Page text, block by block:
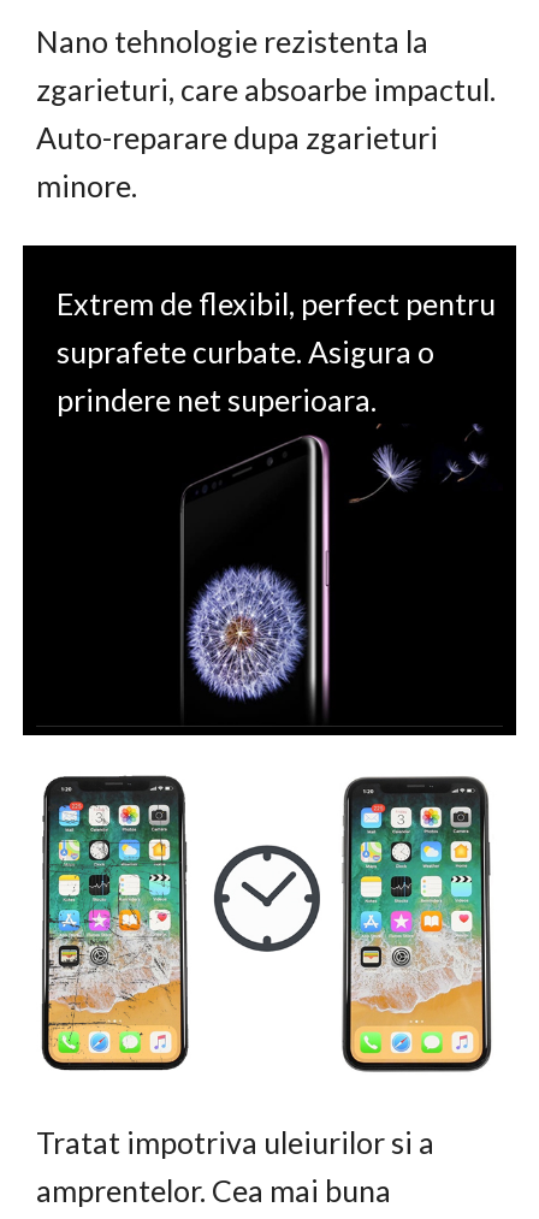
Nano tehnologie rezistenta la
zgarieturi, care absoarbe impactul.
Auto-reparare dupa zgarieturi
minore.
Extrem de flexibil, perfect pentru
suprafete curbate. Asigura o
prindere net superioara.
Tratat impotriva uleiurilor si a
amprentelor. Cea mai buna